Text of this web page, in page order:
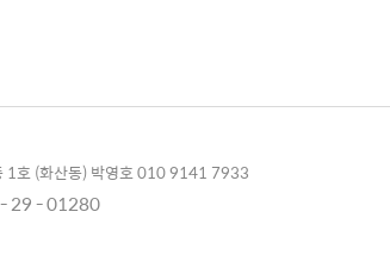
1호 (화산동) 박영호 010 9141 7933
29 - 01280